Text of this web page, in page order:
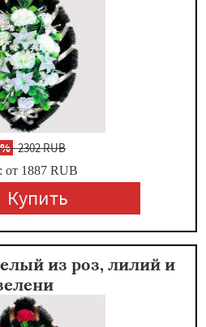
2302 RUB
от 1887 RUB
Купить
из роз, лилий и